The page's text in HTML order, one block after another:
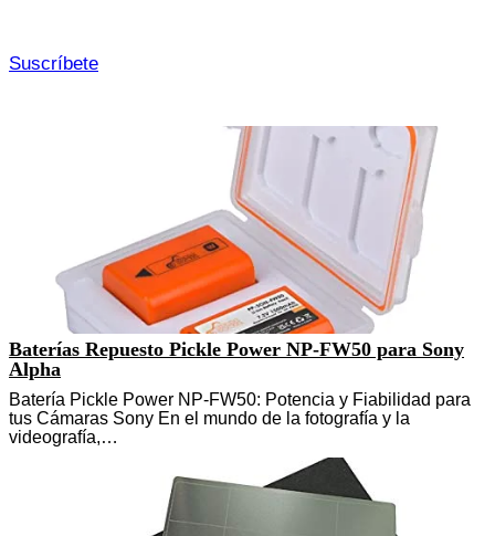
Suscríbete
Baterías Repuesto Pickle Power NP-FW50 para Sony
Alpha
Batería Pickle Power NP-FW50: Potencia y Fiabilidad para
tus Cámaras Sony En el mundo de la fotografía y la
videografía,…